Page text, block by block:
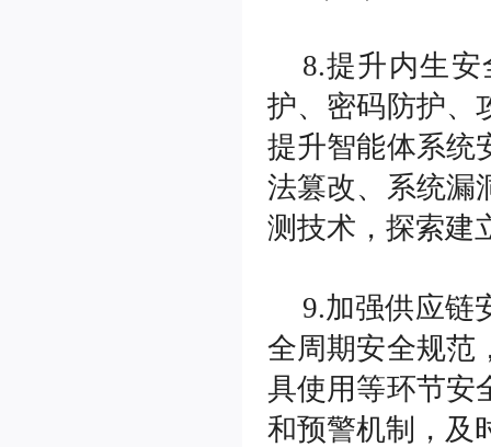
8.提升内生
护、密码防护、
提升智能体系统
法篡改、系统漏
测技术，探索建
9.加强供应链
全周期安全规范
具使用等环节安
和预警机制，及